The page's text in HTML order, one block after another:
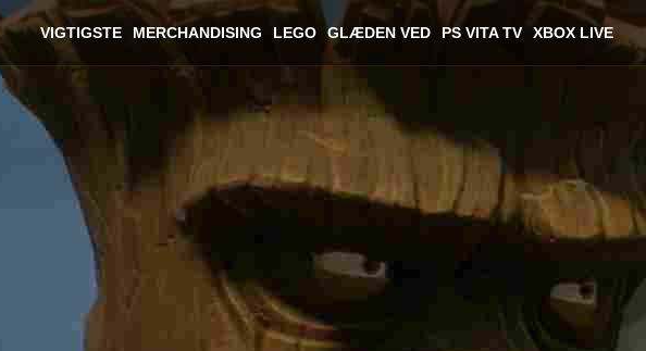
VIGTIGSTE MERCHANDISING LEGO GLÆDEN VED PS VITA TV XBOX LIVE